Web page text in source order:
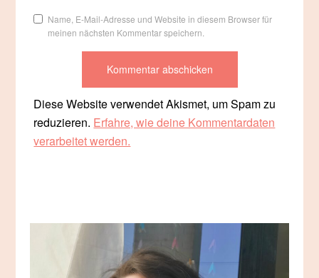
Name, E-Mail-Adresse und Website in diesem Browser für
meinen nächsten Kommentar speichern.
Diese Website verwendet Akismet, um Spam zu
reduzieren. Erfahre, wie deine Kommentardaten
verarbeitet werden.